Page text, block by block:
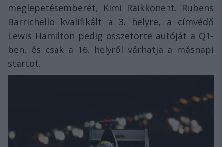
meglepetésemberét, Kimi Raikkönent. Rubens
Barrichello kvalifikált a 3. helyre, a címvédő
Lewis Hamilton pedig összetörte autóját a Q1-
ben, és csak a 16. helyről várhatja a másnapi
startot.